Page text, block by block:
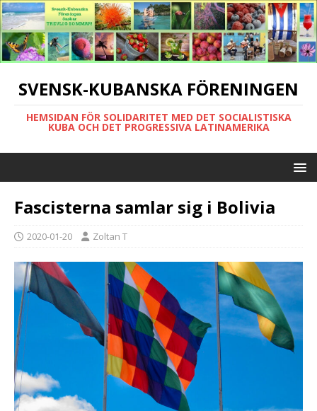
SVENSK-KUBANSKA FÖRENINGEN
HEMSIDAN FÖR SOLIDARITET MED DET SOCIALISTISKA
KUBA OCH DET PROGRESSIVA LATINAMERIKA
Fascisterna samlar sig i Bolivia
2020-01-20 Zoltan T